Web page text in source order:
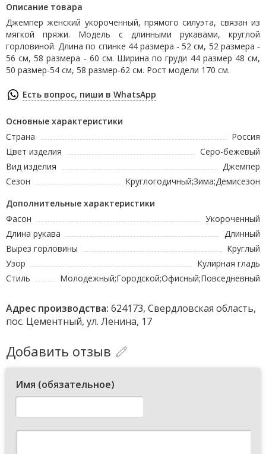
Основные характеристики
Страна
Россия
Цвет изделия
Серо-бежевый
Вид изделия
Джемпер
Сезон
Круглогодичный;Зима;Демисезон
Дополнительные характеристики
Фасон
Укороченный
Длина рукава
Длинный
Вырез горловины
Круглый
Узор
Кулирная гладь
Стиль
Молодежный;Городской;Офисный;Повседневный
Описание товара
Джемпер женский укороченный, прямого силуэта, связан из
мягкой пряжи. Модель с длинными рукавами, круглой
горловиной. Длина по спинке 44 размера - 52 см, 52 размера -
56 см, 58 размера - 60 см. Ширина по груди 44 размер 48 см,
50 размер-54 см, 58 размер-62 см. Рост модели 170 см.
Есть вопрос, пиши в WhatsApp
Адрес производства: 624173, Свердловская область,
пос. Цементный, ул. Ленина, 17
Добавить отзыв
Имя (обязательное)